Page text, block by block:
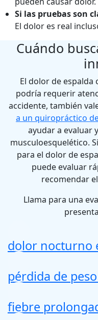
Si las pruebas son
El dolor es real
Cuándo
El dolor de
podría requerir
accidente, también
a un quiropráctico
ayudar a evaluar
musculoesquelético.
para el dolor de
puede evaluar
recomendar
Llama para una
dolor nocturno
pérdida de
fiebre